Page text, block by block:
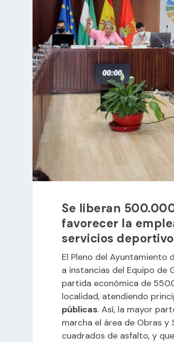
Se liberan
favorecer la
servicios
El Pleno del Ayuntamiento
a instancias del Equipo de
partida económica de
localidad, atendiendo
públicas. Así, la mayor
marcha el área de Obras
cuadrados de asfalto, y